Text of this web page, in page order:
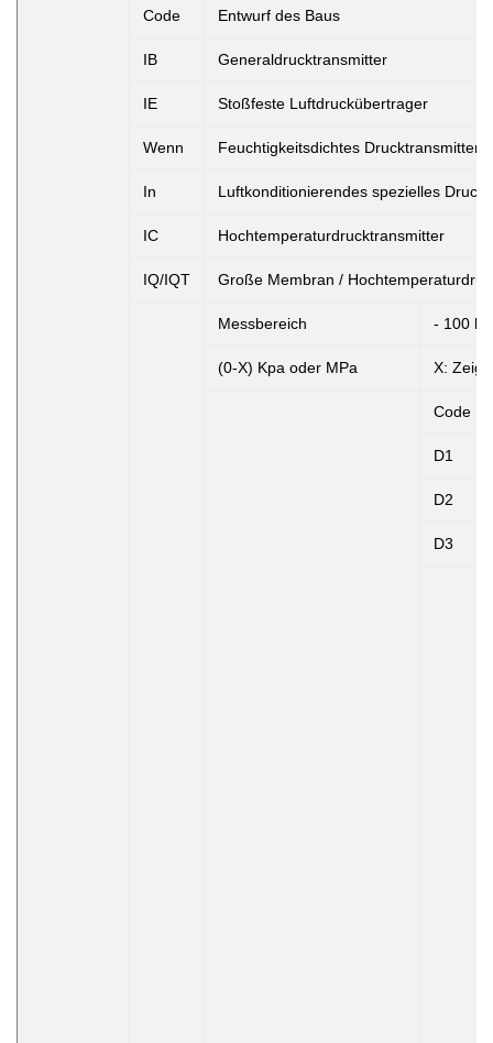
Code Entwurf des Baus
IB Generaldrucktransmitter
IE Stoßfeste Luftdruckübertrager
Wenn Feuchtigkeitsdichtes Drucktransmitter
In Luftkonditionierendes spezielles
IC Hochtemperaturdrucktransmitter
IQ/IQT Große Membran /
Messbereich - 100
(0-X) Kpa oder MPa X: Zeigt
Code
D1
D2
D3